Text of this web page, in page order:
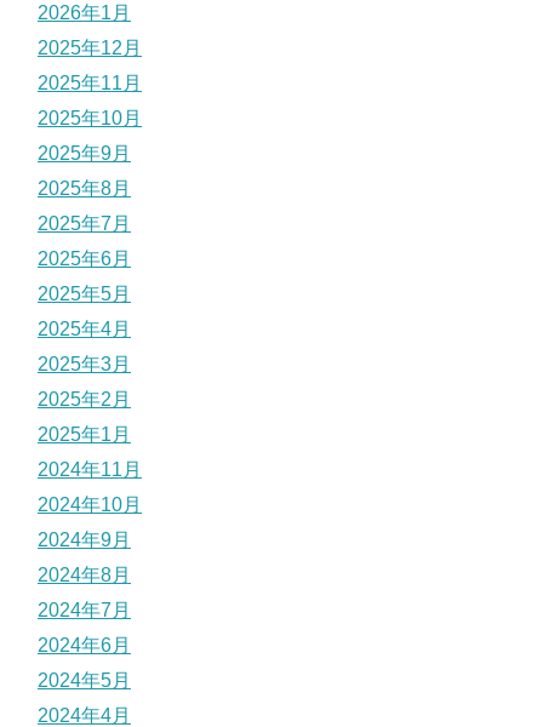
2026年1月
2025年12月
2025年11月
2025年10月
2025年9月
2025年8月
2025年7月
2025年6月
2025年5月
2025年4月
2025年3月
2025年2月
2025年1月
2024年11月
2024年10月
2024年9月
2024年8月
2024年7月
2024年6月
2024年5月
2024年4月